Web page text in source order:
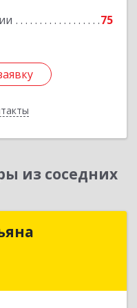
75
из соседних
Татьяна